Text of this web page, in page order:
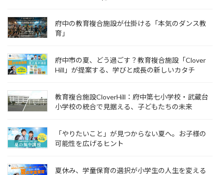
府中の教育複合施設が仕掛ける「本気のダンス教
育」
府中市の夏、どう過ごす？教育複合施設「Clover
Hill」が提案する、学びと成長の新しいカタチ
教育複合施設CloverHill：府中第七小学校・武蔵台
小学校の統合で見据える、子どもたちの未来
「やりたいこと」が見つからない夏へ。お子様の
可能性を広げるヒント
夏休み、学童保育の選択が小学生の人生を変える